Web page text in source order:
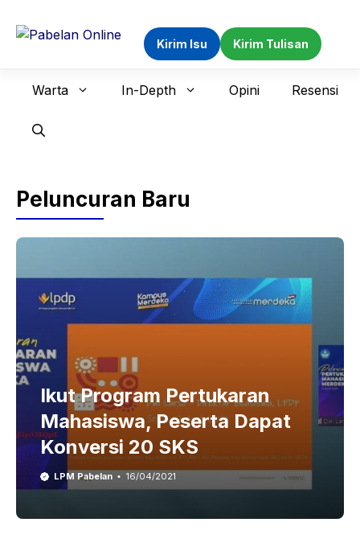
Kirim Isu Kirim Tulisan
Warta In-Depth Opini Resensi
Peluncuran Baru
Ikut Program Pertukaran
Mahasiswa, Peserta Dapat
Konversi 20 SKS
LPM Pabelan 16/04/2021